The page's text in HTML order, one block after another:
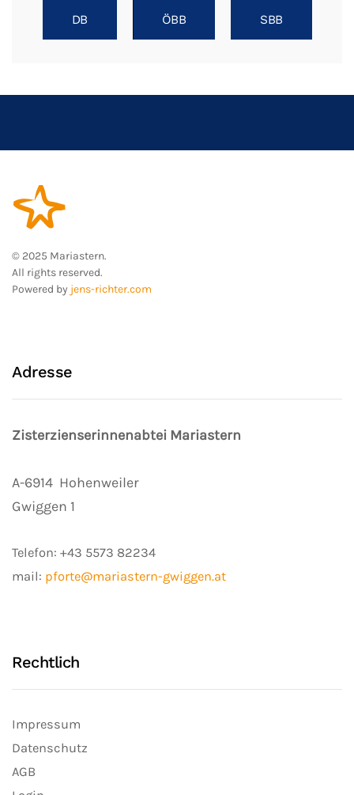
DB ÖBB SBB
© 2025 Mariastern.
All rights reserved.
Powered by jens-richter.com
Adresse
Zisterzienserinnenabtei Mariastern
A-6914 Hohenweiler
Gwiggen 1
Telefon: +43 5573 82234
mail: pforte@mariastern-gwiggen.at
Rechtlich
Impressum
Datenschutz
AGB